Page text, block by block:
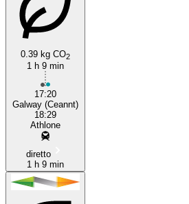
0.39 kg CO2
1 h 9 min
17:20
Galway (Ceannt)
18:29
Athlone
diretto
1 h 9 min